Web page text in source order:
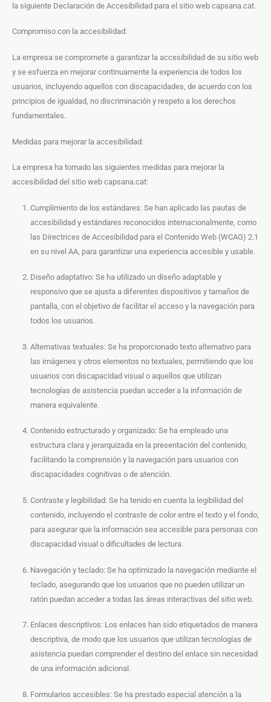
la siguiente Declaración de Accesibilidad para el sitio web capsana.cat.
Compromiso con la accesibilidad:
La empresa se compromete a garantizar la accesibilidad de su sitio web
y se esfuerza en mejorar continuamente la experiencia de todos los
usuarios, incluyendo aquellos con discapacidades, de acuerdo con los
principios de igualdad, no discriminación y respeto a los derechos
fundamentales.
Medidas para mejorar la accesibilidad:
La empresa ha tomado las siguientes medidas para mejorar la
accesibilidad del sitio web capsana.cat:
Cumplimiento de los estándares: Se han aplicado las pautas de
accesibilidad y estándares reconocidos internacionalmente, como
las Directrices de Accesibilidad para el Contenido Web (WCAG) 2.1
en su nivel AA, para garantizar una experiencia accesible y usable.
Diseño adaptativo: Se ha utilizado un diseño adaptable y
responsivo que se ajusta a diferentes dispositivos y tamaños de
pantalla, con el objetivo de facilitar el acceso y la navegación para
todos los usuarios.
Alternativas textuales: Se ha proporcionado texto alternativo para
las imágenes y otros elementos no textuales, permitiendo que los
usuarios con discapacidad visual o aquellos que utilizan
tecnologías de asistencia puedan acceder a la información de
manera equivalente.
Contenido estructurado y organizado: Se ha empleado una
estructura clara y jerarquizada en la presentación del contenido,
facilitando la comprensión y la navegación para usuarios con
discapacidades cognitivas o de atención.
Contraste y legibilidad: Se ha tenido en cuenta la legibilidad del
contenido, incluyendo el contraste de color entre el texto y el fondo,
para asegurar que la información sea accesible para personas con
discapacidad visual o dificultades de lectura.
Navegación y teclado: Se ha optimizado la navegación mediante el
teclado, asegurando que los usuarios que no pueden utilizar un
ratón puedan acceder a todas las áreas interactivas del sitio web.
Enlaces descriptivos: Los enlaces han sido etiquetados de manera
descriptiva, de modo que los usuarios que utilizan tecnologías de
asistencia puedan comprender el destino del enlace sin necesidad
de una información adicional.
Formularios accesibles: Se ha prestado especial atención a la